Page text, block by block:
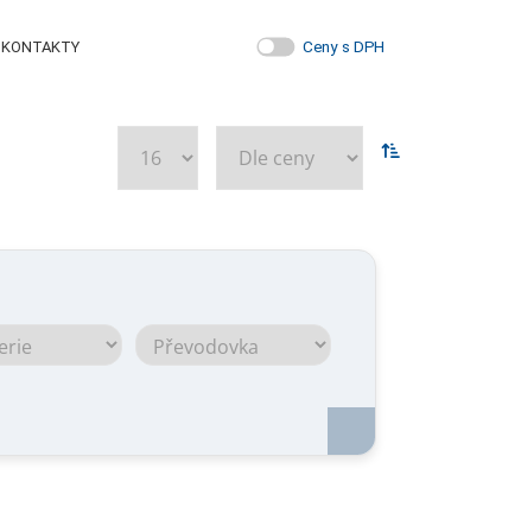
KONTAKTY Ceny s DPH